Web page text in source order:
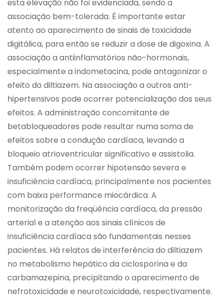
esta elevação não foi evidenciada, sendo a
associação bem-tolerada. É importante estar
atento ao aparecimento de sinais de toxicidade
digitálica, para então se reduzir a dose de digoxina. A
associação a antiinflamatórios não-hormonais,
especialmente a indometacina, pode antagonizar o
efeito do diltiazem. Na associação a outros anti-
hipertensivos pode ocorrer potencialização dos seus
efeitos. A administração concomitante de
betabloqueadores pode resultar numa soma de
efeitos sobre a condução cardíaca, levando a
bloqueio atrioventricular significativo e assistolia.
Também podem ocorrer hipotensão severa e
insuficiência cardíaca, principalmente nos pacientes
com baixa performance miocárdica. A
monitorização da freqüência cardíaca, da pressão
arterial e a atenção aos sinais clínicos de
insuficiência cardíaca são fundamentais nesses
pacientes. Há relatos de interferência do diltiazem
no metabolismo hepático da ciclosporina e da
carbamazepina, precipitando o aparecimento de
nefrotoxicidade e neurotoxicidade, respectivamente.